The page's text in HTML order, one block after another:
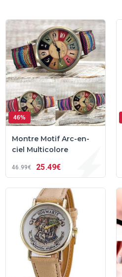
46%
Montre Motif Arc-en-
ciel Multicolore
46 99€ 25 49€